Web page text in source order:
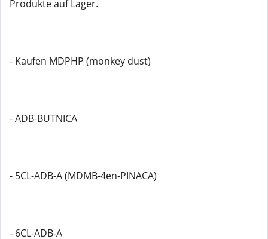
Produkte auf Lager.
- Kaufen MDPHP (monkey dust)
- ADB-BUTNICA
- 5CL-ADB-A (MDMB-4en-PINACA)
- 6CL-ADB-A